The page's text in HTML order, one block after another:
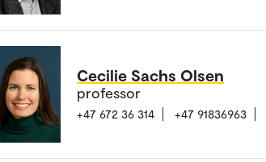
Cecilie Sachs Olsen
professor
+47 672 36 314 +47 91836963